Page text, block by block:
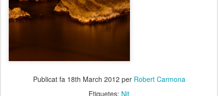
Publicat fa 18th March 2012 per Robert Carmona
Etiquetes: Nit